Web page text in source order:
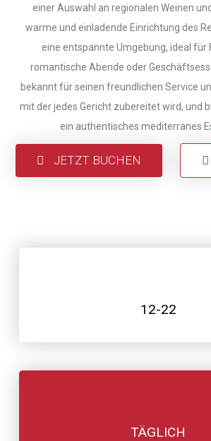
einer Auswahl an regionalen Weinen
warme und einladende Einrichtung des
eine entspannte Umgebung, ideal für
romantische Abende oder
bekannt für seinen freundlichen Service
mit der jedes Gericht zubereitet wird, und
ein authentisches mediterranes
JETZT BUCHEN
TÄGLICH
12-22